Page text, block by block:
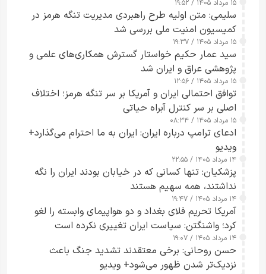
تقویت امنیت و اعتماد عمومی
۱۵ مرداد ۱۴۰۵ / ۱۹:۵۲
سلیمی: متن اولیه طرح راهبردی مدیریت تنگه هرمز در
کمیسیون امنیت ملی بررسی شد
۱۵ مرداد ۱۴۰۵ / ۱۹:۳۷
سید عمار حکیم خواستار گسترش همکاری‌های علمی و
پژوهشی عراق و ایران شد
۱۵ مرداد ۱۴۰۵ / ۱۲:۵۶
توافق احتمالی ایران و آمریکا بر سر تنگه هرمز؛ اختلاف
اصلی بر سر کنترل آبراه حیاتی
۱۵ مرداد ۱۴۰۵ / ۰۸:۳۴
ادعای ترامپ درباره ایران: ایران به ما احترام می‌گذارد+
ویدیو
۱۴ مرداد ۱۴۰۵ / ۲۲:۵۵
پزشکیان: تنها کسانی که در خیابان بودند ایران را نگه
نداشتند، همه سهیم هستند
۱۴ مرداد ۱۴۰۵ / ۱۹:۴۷
آمریکا تحریم فلای بغداد و دو هواپیمای وابسته را لغو
کرد؛ واشنگتن: سیاست ایران تغییری نکرده است
۱۴ مرداد ۱۴۰۵ / ۱۹:۰۷
حسن روحانی: برخی معتقدند تشدید جنگ باعث
نزدیک‌تر شدن ظهور می‌شود+ ویدیو